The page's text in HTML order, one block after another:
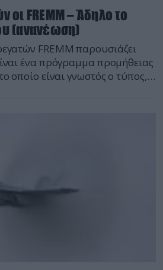
οι FREMM – Άδηλο το
(ανανέωση)
FREMM παρουσιάζει
ένα πρόγραμμα προμήθειας
οποίο είναι γνωστός ο τύπος, η